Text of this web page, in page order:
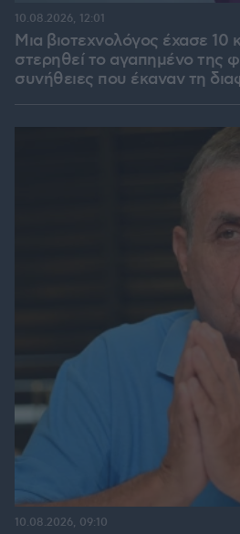
Μια βιοτεχνολόγος έχασε 10
στερηθεί το αγαπημένο της
συνήθειες που έκαναν τη
10.08.2026, 12:01
10.08.2026, 09:10